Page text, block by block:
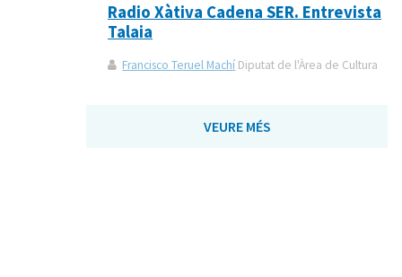
Radio Xàtiva Cadena SER. Entrevista
Talaia
Francisco Teruel Machí Diputat de l'Àrea de Cultura
VEURE MÉS